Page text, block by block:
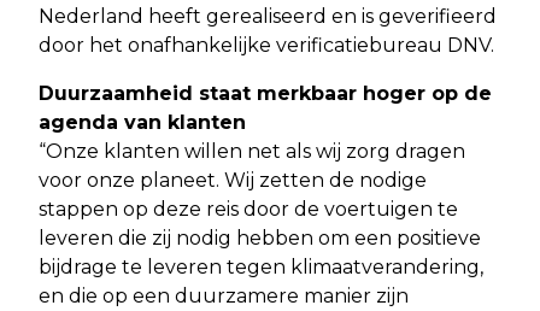
Nederland heeft gerealiseerd en is geverifieerd
door het onafhankelijke verificatiebureau DNV.
Duurzaamheid staat merkbaar hoger op de
agenda van klanten
“Onze klanten willen net als wij zorg dragen
voor onze planeet. Wij zetten de nodige
stappen op deze reis door de voertuigen te
leveren die zij nodig hebben om een positieve
bijdrage te leveren tegen klimaatverandering,
en die op een duurzamere manier zijn